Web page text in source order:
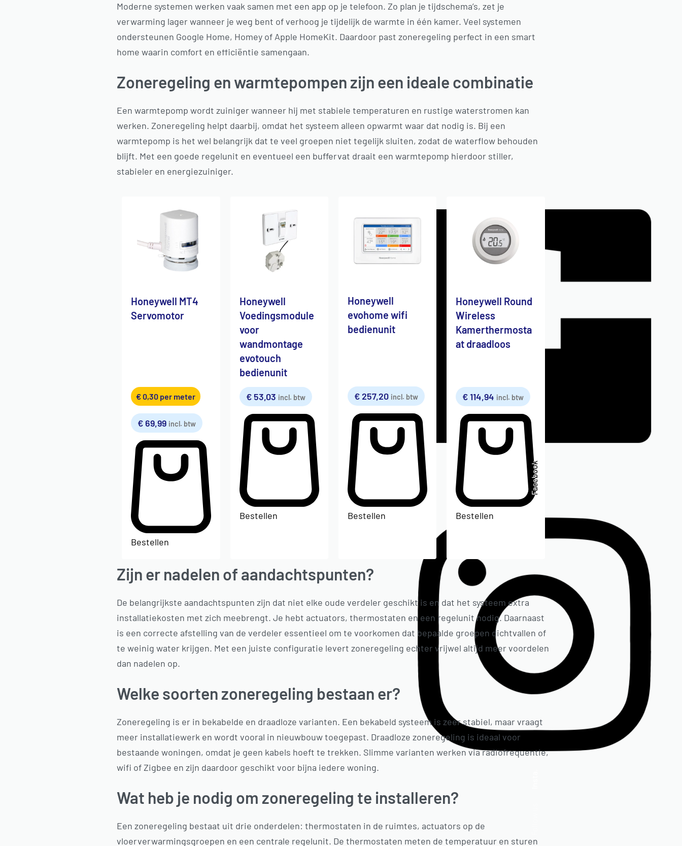
Moderne systemen werken vaak samen met een app op je telefoon. Zo plan je tijdschema’s, zet je
verwarming lager wanneer je weg bent of verhoog je tijdelijk de warmte in één kamer. Veel systemen
ondersteunen Google Home, Homey of Apple HomeKit. Daardoor past zoneregeling perfect in een smart
home waarin comfort en efficiëntie samengaan.
Zoneregeling en warmtepompen zijn een ideale combinatie
Een warmtepomp wordt zuiniger wanneer hij met stabiele temperaturen en rustige waterstromen kan
werken. Zoneregeling helpt daarbij, omdat het systeem alleen opwarmt waar dat nodig is. Bij een
warmtepomp is het wel belangrijk dat te veel groepen niet tegelijk sluiten, zodat de waterflow behouden
blijft. Met een goede regelunit en eventueel een buffervat draait een warmtepomp hierdoor stiller,
stabieler en energiezuiniger.
Honeywell MT4
Servomotor
€0,30 per meter
€ 69,99 incl. btw
Bestellen
Honeywell
Voedingsmodule
voor
wandmontage
evotouch
bedienunit
€53,03 incl. btw
Bestellen
Honeywell
evohome wifi
bedienunit
€257,20 incl. btw
Bestellen
Honeywell Round
Wireless
Kamerthermosta
at draadloos
€114,94 incl. btw
Bestellen
Zijn er nadelen of aandachtspunten?
De belangrijkste aandachtspunten zijn dat niet elke oude verdeler geschikt is en dat het systeem extra
installatiekosten met zich meebrengt. Je hebt actuators, thermostaten en een regelunit nodig. Daarnaast
is een correcte afstelling van de verdeler essentieel om te voorkomen dat bepaalde groepen dichtvallen of
te weinig water krijgen. Met een juiste configuratie levert zoneregeling echter vrijwel altijd meer voordelen
dan nadelen op.
Welke soorten zoneregeling bestaan er?
Zoneregeling is er in bekabelde en draadloze varianten. Een bekabeld systeem is zeer stabiel, maar vraagt
meer installatiewerk en wordt vooral in nieuwbouw toegepast. Draadloze zoneregeling is ideaal voor
bestaande woningen, omdat je geen kabels hoeft te trekken. Slimme varianten werken via radiofrequentie,
wifi of Zigbee en zijn daardoor geschikt voor bijna iedere woning.
Wat heb je nodig om zoneregeling te installeren?
Een zoneregeling bestaat uit drie onderdelen: thermostaten in de ruimtes, actuators op de
vloerverwarmingsgroepen en een centrale regelunit. De thermostaten meten de temperatuur en sturen
Facebook